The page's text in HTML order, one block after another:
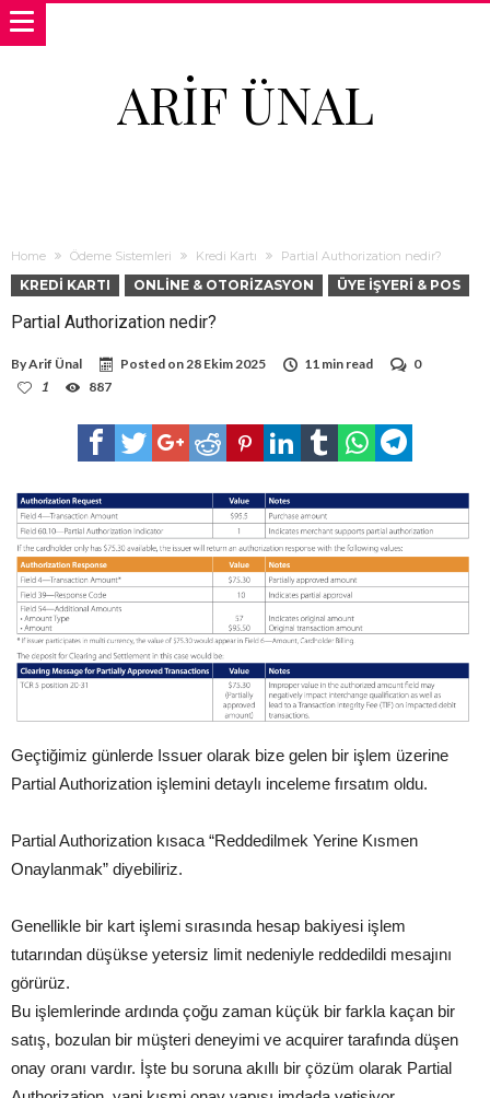
ARIF ÜNAL
Home Ödeme Sistemleri Kredi Kartı Partial Authorization nedir?
KREDI KARTI ONLINE & OTORIZASYON ÜYE İŞYERI & POS
Partial Authorization nedir?
ByArif Ünal Posted on28 Ekim 2025 11 min read
0
1
887
Geçtiğimiz günlerde Issuer olarak bize gelen bir işlem üzerine
Partial Authorization işlemini detaylı inceleme fırsatım oldu.
Partial Authorization kısaca “Reddedilmek Yerine Kısmen
Onaylanmak” diyebiliriz.
Genellikle bir kart işlemi sırasında hesap bakiyesi işlem
tutarından düşükse yetersiz limit nedeniyle reddedildi mesajını
görürüz.
Bu işlemlerinde ardında çoğu zaman küçük bir farkla kaçan bir
satış, bozulan bir müşteri deneyimi ve acquirer tarafında düşen
onay oranı vardır. İşte bu soruna akıllı bir çözüm olarak Partial